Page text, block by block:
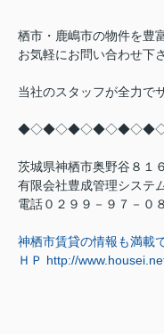
栖市・鹿嶋市の物件を豊
お気軽にお問い合わせ下
当社のスタッフが全力で
茨城県神栖市奥野谷８１
有限会社豊成管理システ
電話０２９９－９７－０
神栖市賃貸の情報も満載
ＨＰ http://